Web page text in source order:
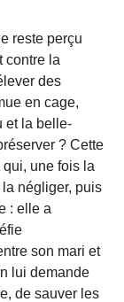
reste perçu
contre la
des
en cage,
et la belle-
? Cette
une fois la
négliger, puis
: elle a
son mari et
lui demande
de sauver les